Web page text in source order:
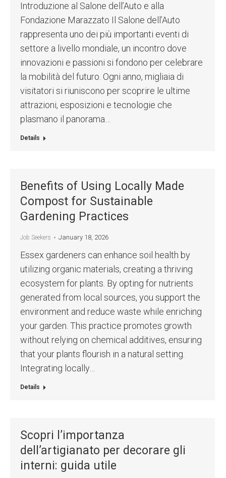
Introduzione al Salone dell’Auto e alla
Fondazione Marazzato Il Salone dell’Auto
rappresenta uno dei più importanti eventi di
settore a livello mondiale, un incontro dove
innovazioni e passioni si fondono per celebrare
la mobilità del futuro. Ogni anno, migliaia di
visitatori si riuniscono per scoprire le ultime
attrazioni, esposizioni e tecnologie che
plasmano il panorama…
Details
Benefits of Using Locally Made
Compost for Sustainable
Gardening Practices
Job Seekers January 18, 2026
Essex gardeners can enhance soil health by
utilizing organic materials, creating a thriving
ecosystem for plants. By opting for nutrients
generated from local sources, you support the
environment and reduce waste while enriching
your garden. This practice promotes growth
without relying on chemical additives, ensuring
that your plants flourish in a natural setting.
Integrating locally…
Details
Scopri l’importanza
dell’artigianato per decorare gli
interni: guida utile